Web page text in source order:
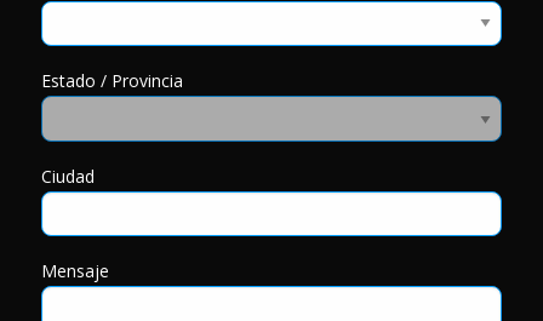
Estado / Provincia
Ciudad
Mensaje